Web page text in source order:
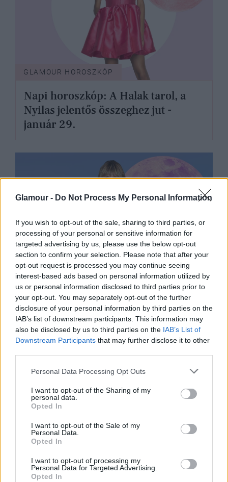
Glamour - Do Not Process My Personal Information
If you wish to opt-out of the sale, sharing to third parties, or
processing of your personal or sensitive information for
targeted advertising by us, please use the below opt-out
section to confirm your selection. Please note that after your
opt-out request is processed you may continue seeing
interest-based ads based on personal information utilized by
us or personal information disclosed to third parties prior to
your opt-out. You may separately opt-out of the further
disclosure of your personal information by third parties on the
IAB’s list of downstream participants. This information may
also be disclosed by us to third parties on the IAB’s List of
Downstream Participants that may further disclose it to other
Please note that this website/app uses one or more Google
not limited to your visit or usage behaviour. You may click to
grant or deny consent to Google and its third-party tags to
use your data for below specified purposes in below Google
consent section.
Personal Data Processing Opt Outs
I want to opt-out of the Sharing of my
personal data.
Opted In
I want to opt-out of the Sale of my
Personal Data.
Opted In
I want to opt-out of processing my
Personal Data for Targeted Advertising.
Opted In
GLAMOUR HOROSZKÓP
Napi horoszkóp: A Halak tarol, a
Nyilas jelentős összeghez jut -
január 29.
GLAMOUR HOROSZKÓP
Heti horoszkóp: Az Ikrek
fizetésemelést kap, a Skorpióra
elsöprő szerelem vár - január 29 -
február 4.